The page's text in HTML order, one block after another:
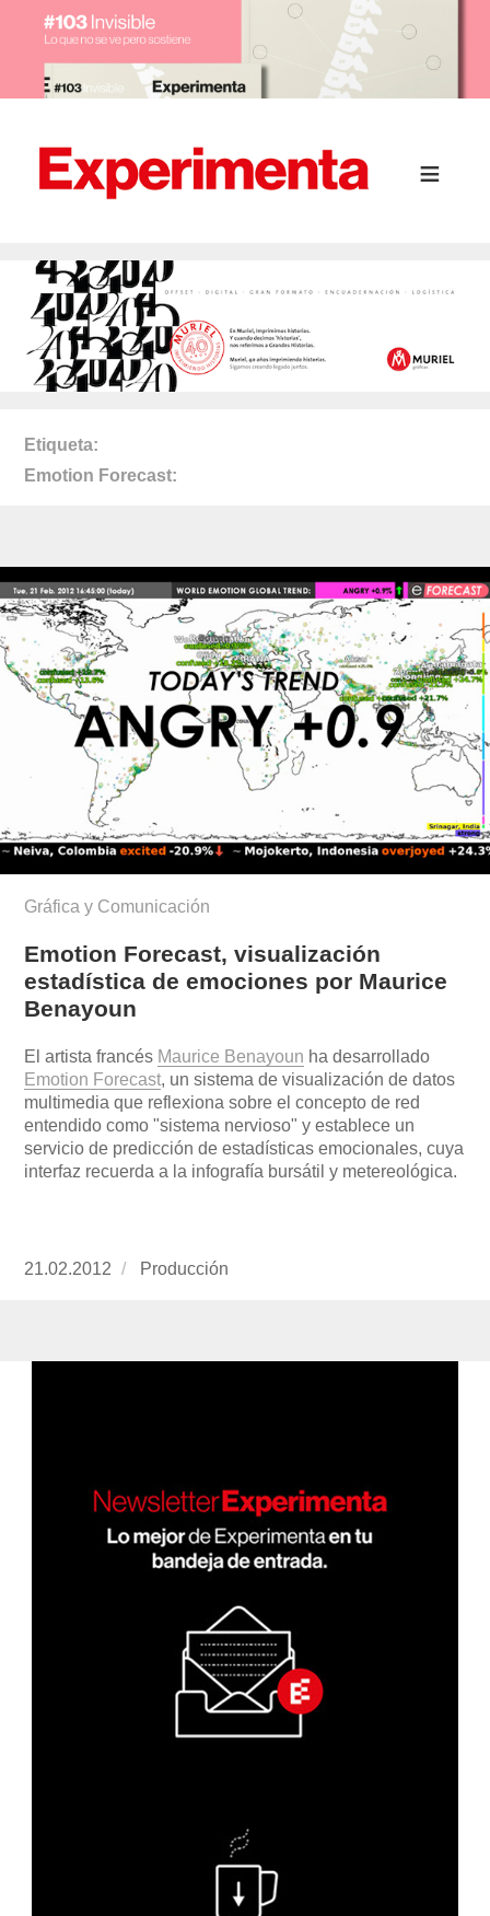
Etiqueta
Emotion Forecast
Gráfica y Comunicación
Emotion Forecast, visualización
estadística de emociones por Maurice
Benayoun
El artista francés Maurice Benayoun ha desarrollado
Emotion Forecast, un sistema de visualización de datos
multimedia que reflexiona sobre el concepto de red
entendido como "sistema nervioso" y establece un
servicio de predicción de estadísticas emocionales, cuya
interfaz recuerda a la infografía bursátil y metereológica.
Publicado
21.02.2012 https://www.experimenta.es/author/
Producción